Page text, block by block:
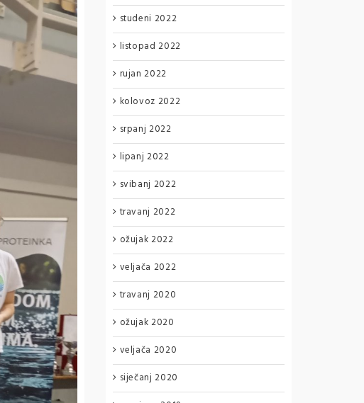
studeni 2022
listopad 2022
rujan 2022
kolovoz 2022
srpanj 2022
lipanj 2022
svibanj 2022
travanj 2022
ožujak 2022
veljača 2022
travanj 2020
ožujak 2020
veljača 2020
siječanj 2020